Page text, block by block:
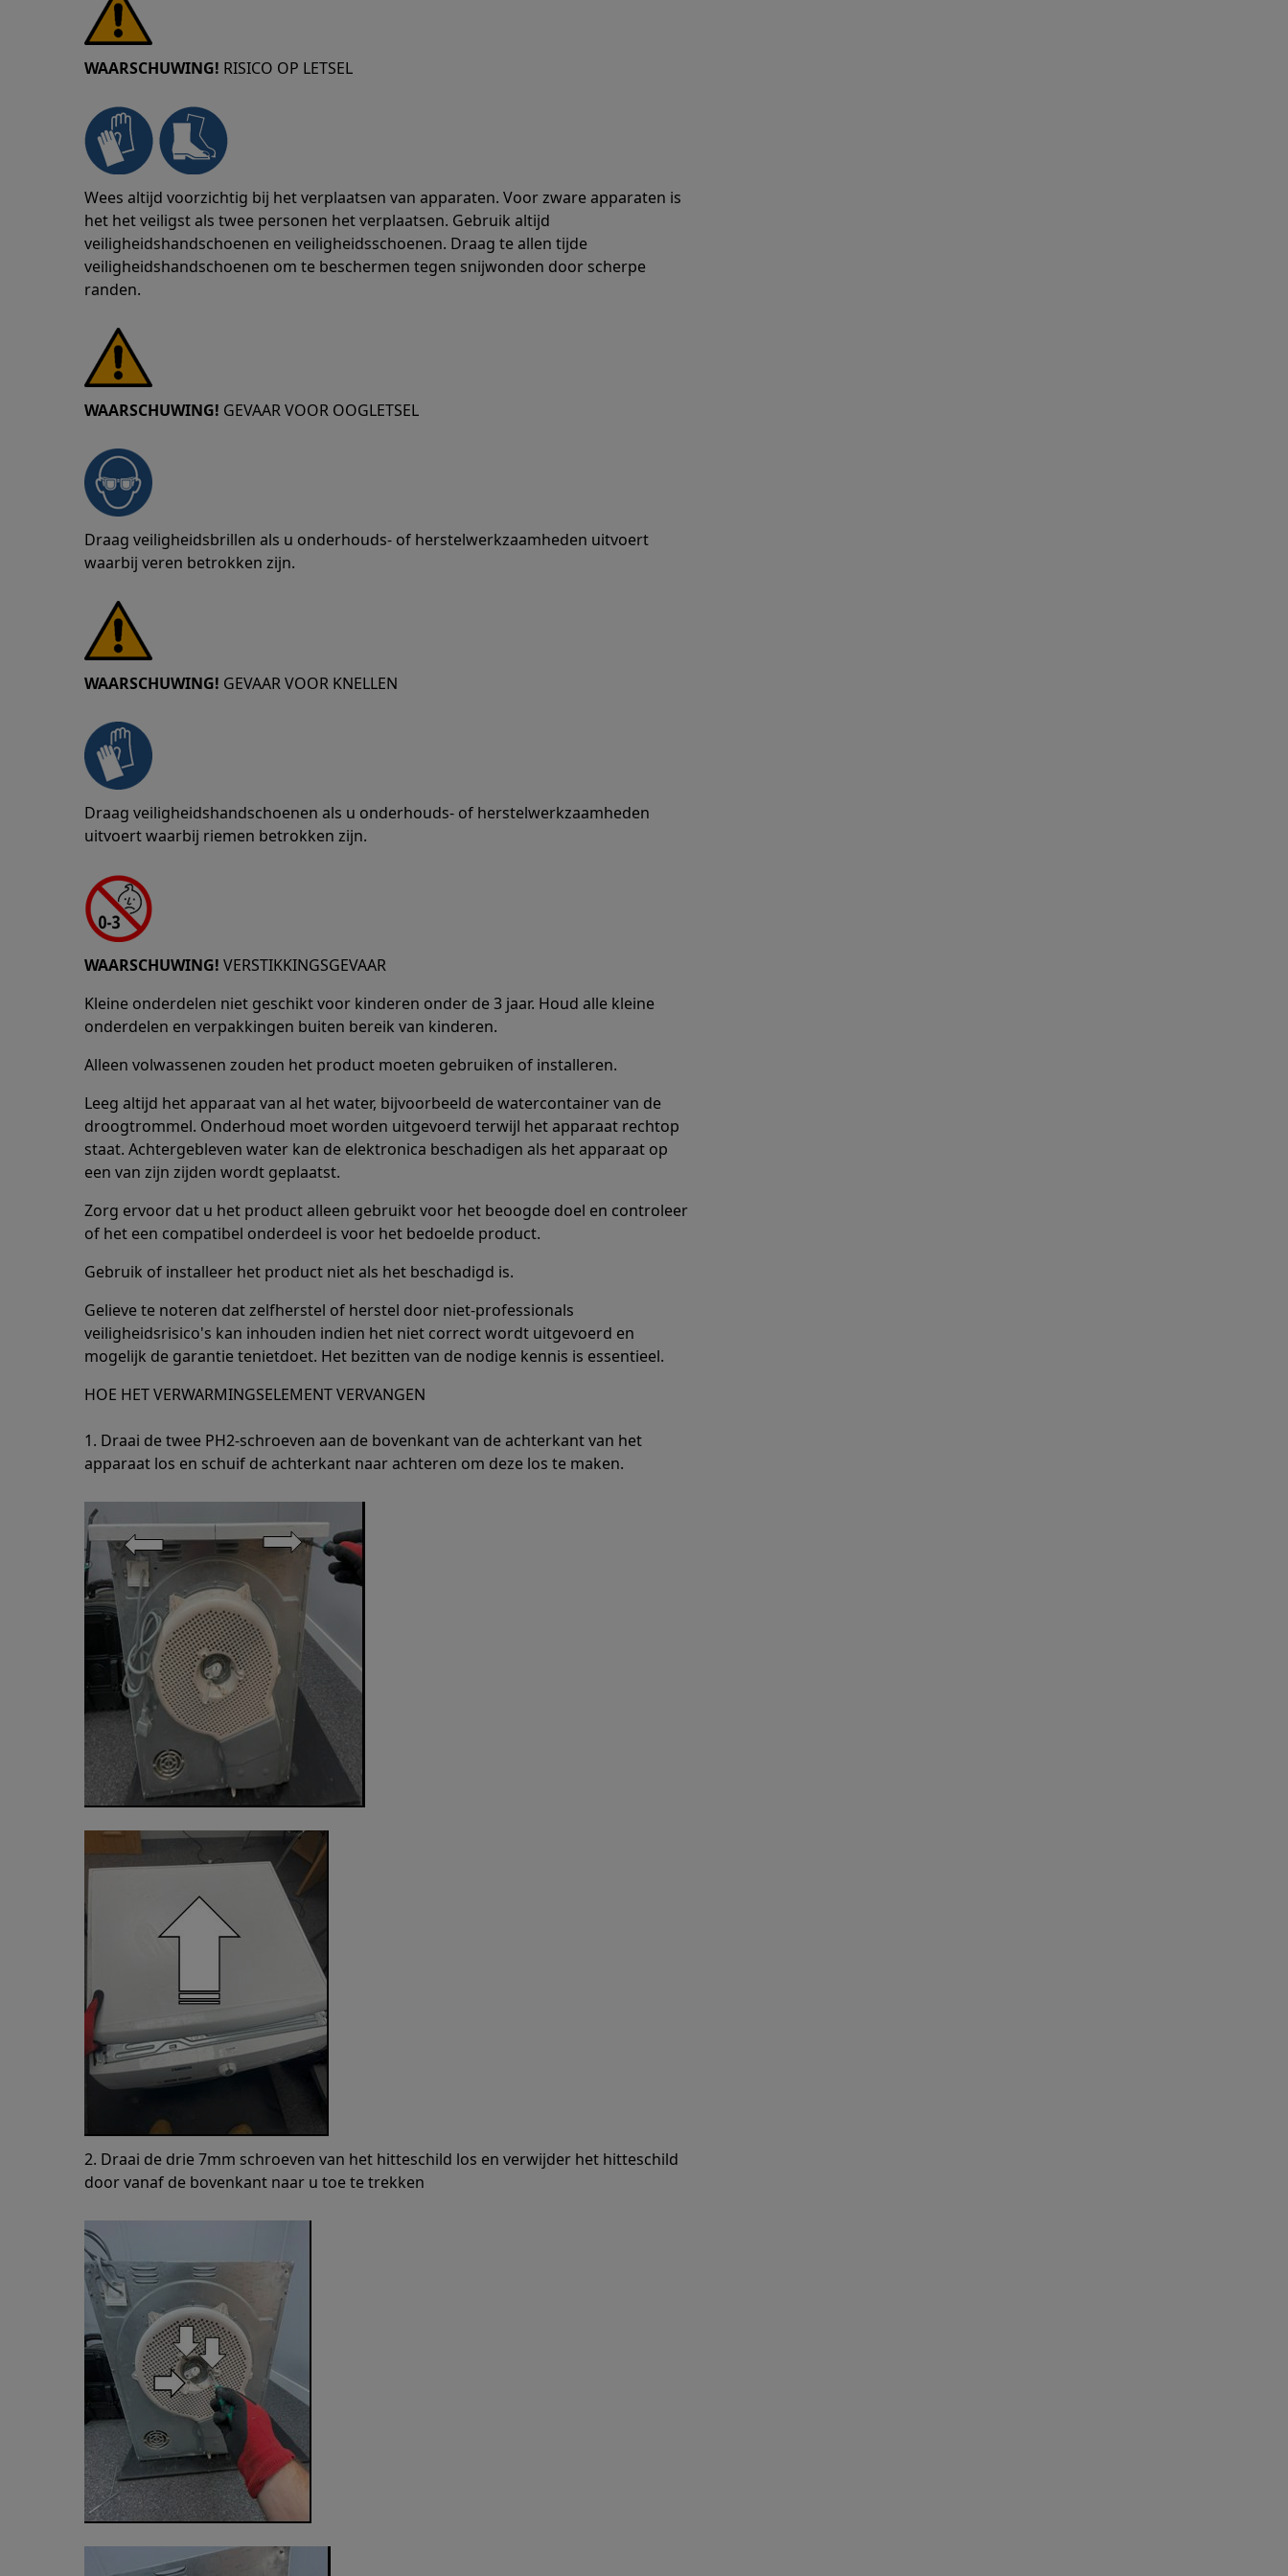
WAARSCHUWING! RISICO OP LETSEL
Wees altijd voorzichtig bij het verplaatsen van apparaten. Voor zware apparaten is
het het veiligst als twee personen het verplaatsen. Gebruik altijd
veiligheidshandschoenen en veiligheidsschoenen. Draag te allen tijde
veiligheidshandschoenen om te beschermen tegen snijwonden door scherpe
randen.
WAARSCHUWING! GEVAAR VOOR OOGLETSEL
Draag veiligheidsbrillen als u onderhouds- of herstelwerkzaamheden uitvoert
waarbij veren betrokken zijn.
WAARSCHUWING! GEVAAR VOOR KNELLEN
Draag veiligheidshandschoenen als u onderhouds- of herstelwerkzaamheden
uitvoert waarbij riemen betrokken zijn.
WAARSCHUWING! VERSTIKKINGSGEVAAR
Kleine onderdelen niet geschikt voor kinderen onder de 3 jaar. Houd alle kleine
onderdelen en verpakkingen buiten bereik van kinderen.
Alleen volwassenen zouden het product moeten gebruiken of installeren.
Leeg altijd het apparaat van al het water, bijvoorbeeld de watercontainer van de
droogtrommel. Onderhoud moet worden uitgevoerd terwijl het apparaat rechtop
staat. Achtergebleven water kan de elektronica beschadigen als het apparaat op
een van zijn zijden wordt geplaatst.
Zorg ervoor dat u het product alleen gebruikt voor het beoogde doel en controleer
of het een compatibel onderdeel is voor het bedoelde product.
Gebruik of installeer het product niet als het beschadigd is.
Gelieve te noteren dat zelfherstel of herstel door niet-professionals
veiligheidsrisico's kan inhouden indien het niet correct wordt uitgevoerd en
mogelijk de garantie tenietdoet. Het bezitten van de nodige kennis is essentieel.
HOE HET VERWARMINGSELEMENT VERVANGEN
1. Draai de twee PH2-schroeven aan de bovenkant van de achterkant van het
apparaat los en schuif de achterkant naar achteren om deze los te maken.
2. Draai de drie 7mm schroeven van het hitteschild los en verwijder het hitteschild
door vanaf de bovenkant naar u toe te trekken